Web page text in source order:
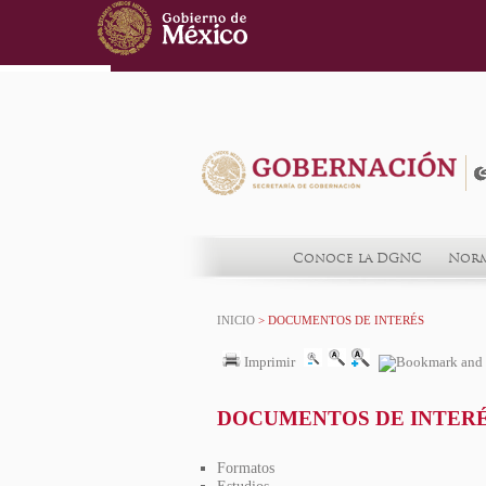
Conoce la DGNC
INICIO > DOCUMENTOS DE INTERÉS
Imprimir
DOCUMENTOS DE
Formatos